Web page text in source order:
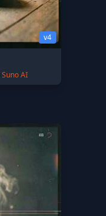
v4
Suno AI